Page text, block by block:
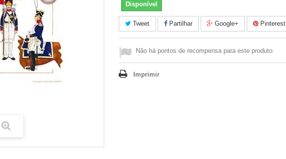
Disponível
Tweet Partilhar Google+ Pinterest
Não há pontos de recompensa para este produto.
Imprimir